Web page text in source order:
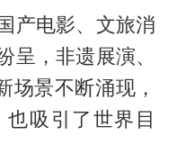
产电影、文旅消
呈，非遗展演、
场景不断涌现，
吸引了世界目